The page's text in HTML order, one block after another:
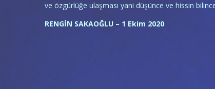
ve özgürlüğe ulaşması yani düşünce ve hissin
RENGİN SAKAOĞLU – 1 Ekim 2020